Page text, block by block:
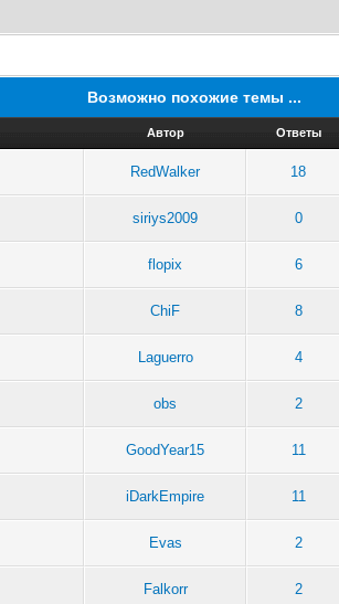
Возможно похожие темы ...
Автор Ответы
RedWalker 18
siriys2009 0
flopix 6
ChiF 8
Laguerro 4
obs 2
GoodYear15 11
iDarkEmpire 11
Evas 2
Falkorr 2